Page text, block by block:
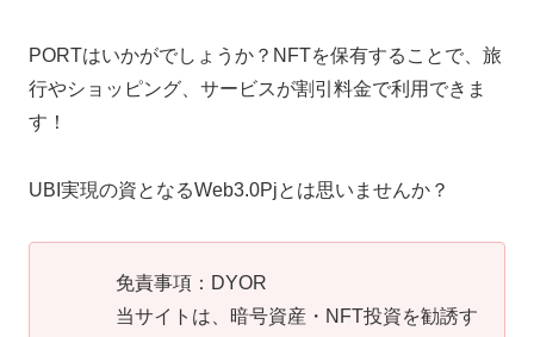
PORTはいかがでしょうか？NFTを保有することで、旅
行やショッピング、サービスが割引料金で利用できま
す！
UBI実現の資となるWeb3.0Pjとは思いませんか？
免責事項：DYOR
当サイトは、暗号資産・NFT投資を勧誘す